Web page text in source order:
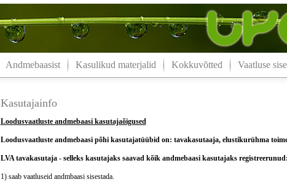
Andmebaasist Kasulikud materjalid Kokkuvõtted Vaatluse
Kasutajainfo
Loodusvaatluste andmebaasi kasutajaõigused
Loodusvaatluste andmebaasi põhi kasutajatüübid on: tavakasutaaja, elustikurühma
LVA tavakasutaja - selleks kasutajaks saavad kõik andmebaasi kasutajaks registreerunud:
1) saab vaatluseid andmbaasi sisestada.